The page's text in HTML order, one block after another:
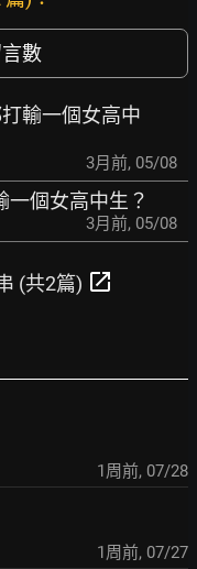
數
輸一個女高中
3月前, 05/08
一個女高中生？
3月前, 05/08
(共2篇) open_in_new
1周前, 07/28
1周前, 07/27